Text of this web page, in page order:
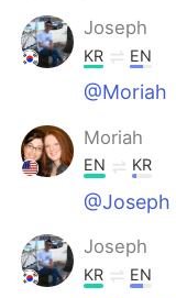
Joseph
KR EN
@Moriah
Moriah
EN KR
@Joseph
Joseph
KR EN